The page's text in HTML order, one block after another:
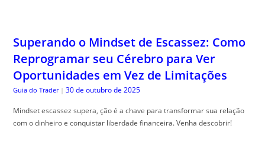
Superando o Mindset de Escassez: Como
Reprogramar seu Cérebro para Ver
Oportunidades em Vez de Limitações
Guia do Trader | 30 de outubro de 2025
Mindset escassez supera, ção é a chave para transformar sua relação
com o dinheiro e conquistar liberdade financeira. Venha descobrir!